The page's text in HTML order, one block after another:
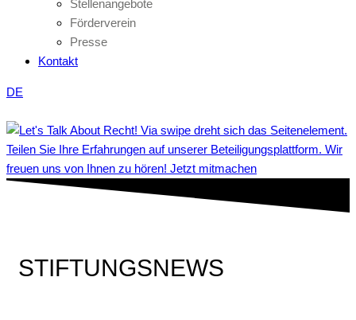
Stellenangebote
Förderverein
Presse
Kontakt
DE
Teilen Sie Ihre Erfahrungen auf unserer Beteiligungsplattform. Wir
freuen uns von Ihnen zu hören! Jetzt mitmachen
STIFTUNGSNEWS